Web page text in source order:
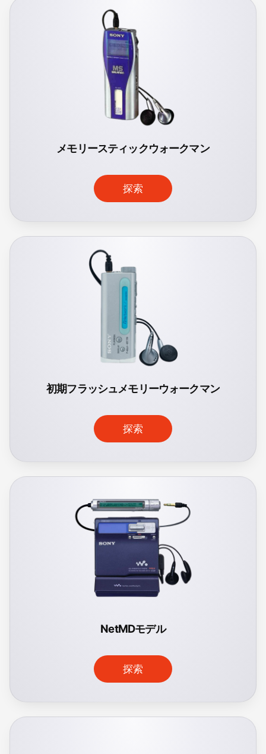
メモリースティックウォークマン
探索
初期フラッシュメモリーウォークマン
探索
NetMDモデル
探索